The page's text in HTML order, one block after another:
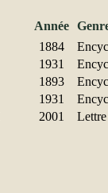
Année
1884
1931
1893
1931
2001